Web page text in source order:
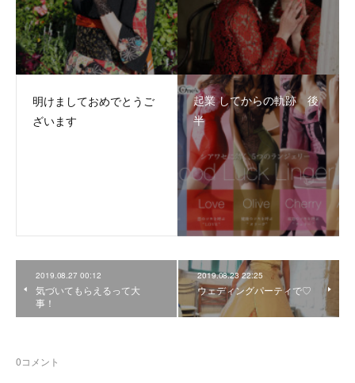
明けましておめでとうご
ざいます
起業 してからの軌跡 後
半
2019.08.27 00:12
気づいてもらえるって大
事！
2019.08.23 22:25
ウェディングパーティで♡
0コメント